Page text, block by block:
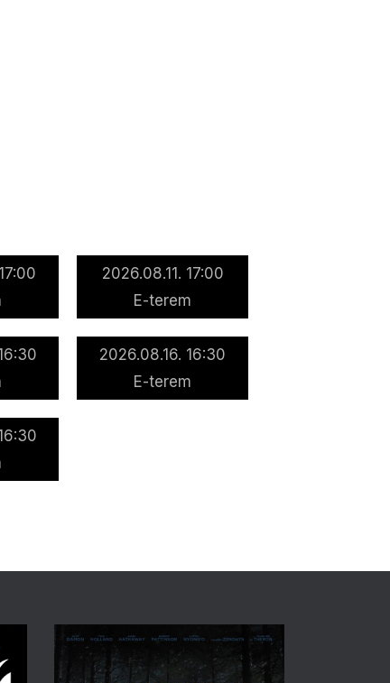
2026.08.11. 17:00
E-terem
2026.08.16. 16:30
E-terem